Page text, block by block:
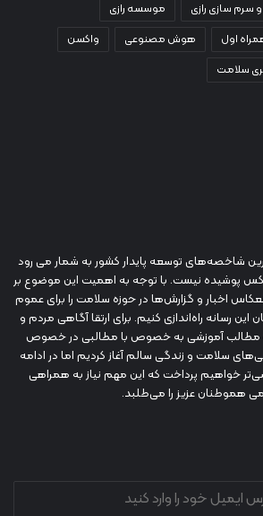
سازی رازی
موسسه رازی
اول هوش مصنوعی
واکسن
سلامت
شاخصه‌های توسعه پایدار کشور به شمار می رود
پوشیده نیست. با توجه به اهمیت این موضوع بر
اخبار و گزارش‌ها در حوزه سلامت را برای عموم
رسانه راه‌اندازی کنیم. برای ارتقا آگاهی مردم و
مطالب آموزشی به خصوص با مطالبی در خصوص
سلامت و زندگی سالم آغاز کردیم اما در ادامه
خواهیم پرداخت که این مهم نیاز به همراهی
هموطنان عزیز را می‌طلبد.